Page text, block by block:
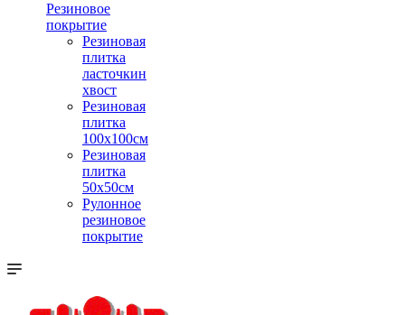
Резиновое
покрытие
Резиновая
плитка
ласточкин
хвост
Резиновая
плитка
100х100см
Резиновая
плитка
50х50см
Рулонное
резиновое
покрытие